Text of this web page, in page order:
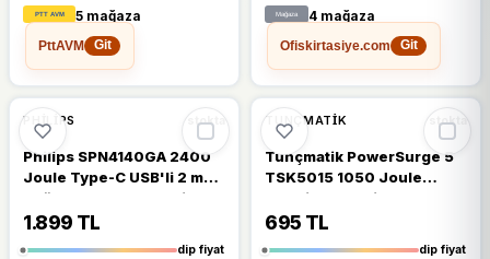
5 mağaza
PttAVM
Git
4 mağaza
Ofiskirtasiye.com
Git
%50 DÜŞTÜ
PHILIPS stokta
Philips SPN4140GA 2400
Joule Type-C USB'li 2 m
4'lü Akım Korumalı Priz
1.899 TL
dip fiyat
%52 DÜŞTÜ
TUNÇMATIK stokta
Tunçmatik PowerSurge 5
TSK5015 1050 Joule
USB'li 1.5 m 5'li Akım
Korumalı Priz
695 TL
dip fiyat